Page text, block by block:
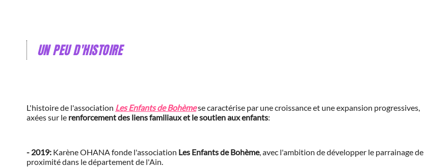
UN PEU D'HISTOIRE
L'histoire de l'association Les Enfants de Bohèmese caractérise par une croissance et une expansion progressives,
axées sur le renforcement des liens familiaux et le soutien aux enfants:
- 2019: Karène OHANA fonde l'association Les Enfants de Bohème, avec l'ambition de développer le parrainage de
proximité dans le département de l'Ain.